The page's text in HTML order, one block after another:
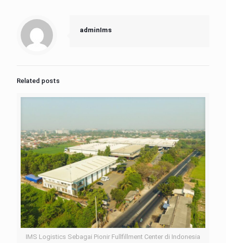
adminIms
Related posts
IMS Logistics Sebagai Pionir Fullfillment Center di Indonesia